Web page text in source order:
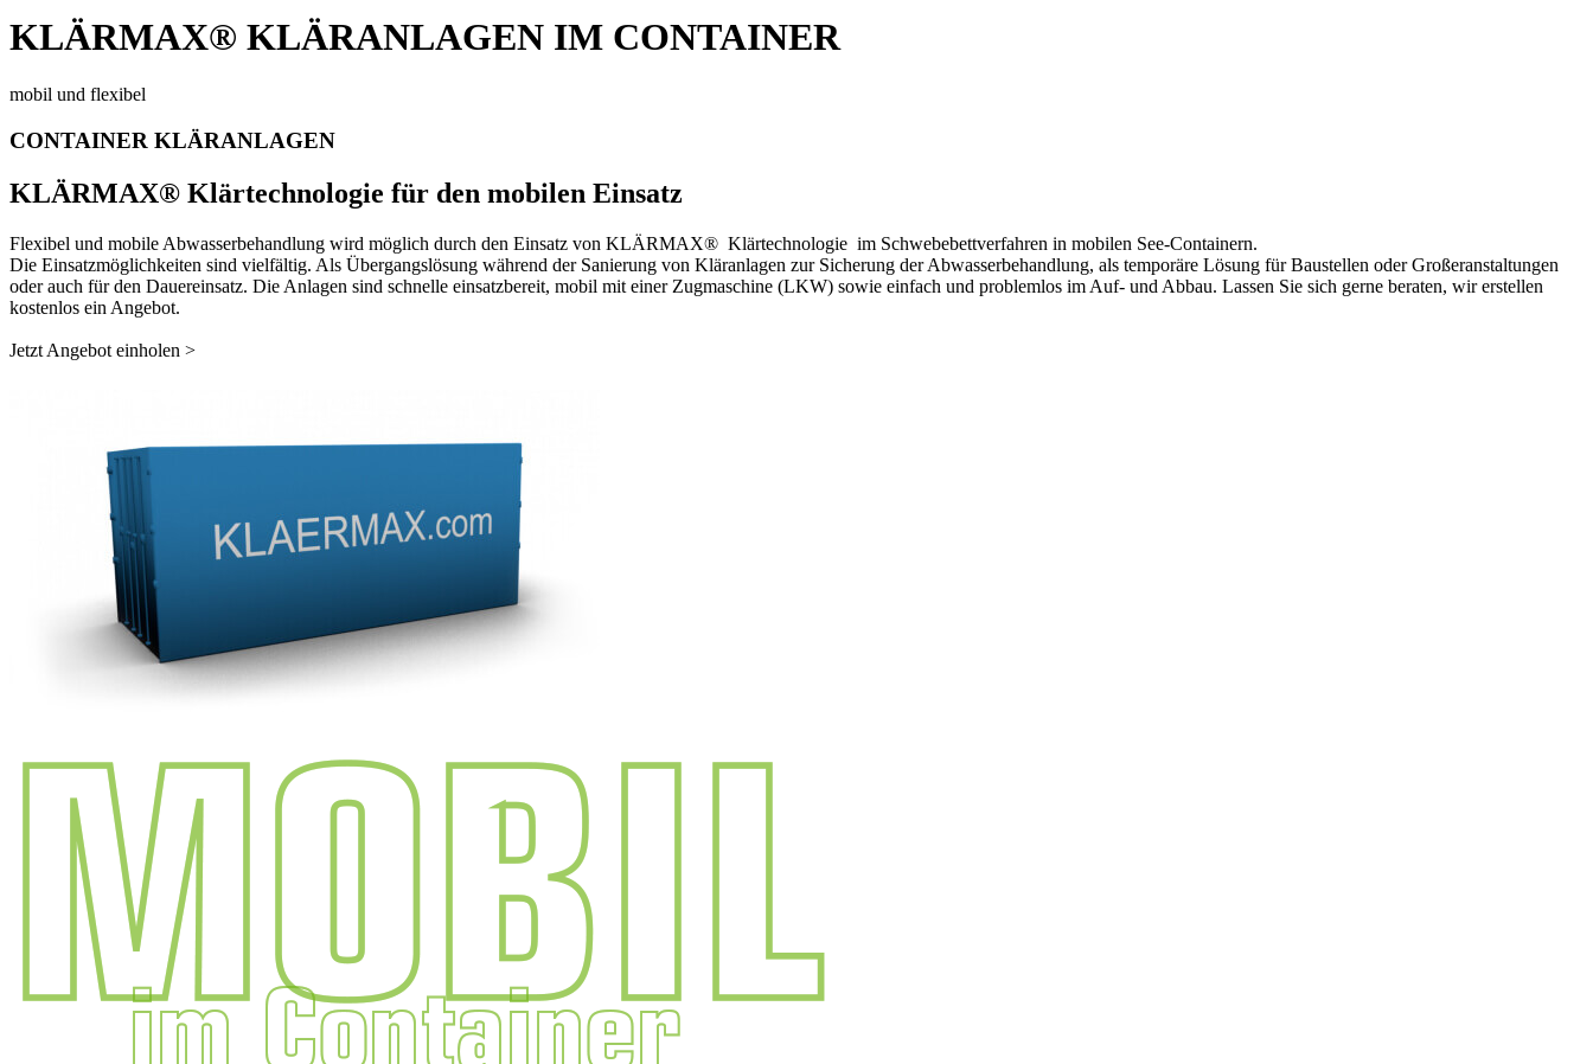
KLÄRMAX® KLÄRANLAGEN IM CONTAINER
mobil und flexibel​
CONTAINER KLÄRANLAGEN
KLÄRMAX® Klärtechnologie für den mobilen Einsatz
Flexibel und mobile Abwasserbehandlung wird möglich durch den Einsatz von KLÄRMAX® Klärtechnologie im Schwebebettverfahren in mobilen See-Containern.
Die Einsatzmöglichkeiten sind vielfältig. Als Übergangslösung während der Sanierung von Kläranlagen zur Sicherung der Abwasserbehandlung, als temporäre Lösung für Baustellen oder Großeranstaltungen
oder auch für den Dauereinsatz. Die Anlagen sind schnelle einsatzbereit, mobil mit einer Zugmaschine (LKW) sowie einfach und problemlos im Auf- und Abbau. Lassen Sie sich gerne beraten, wir erstellen
kostenlos ein Angebot.
Jetzt Angebot einholen >